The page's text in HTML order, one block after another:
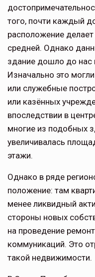
того, почти каждый
расположение
средней. Однако
здание дошло до нас
Изначально это
или служебные
или казённых
впоследствии в
многие из подобных
увеличивалась
этажи.
Однако в ряде
положение: там
менее ликвидный
стороны новых
на проведение
коммуникаций. Это
такой недвижимости.